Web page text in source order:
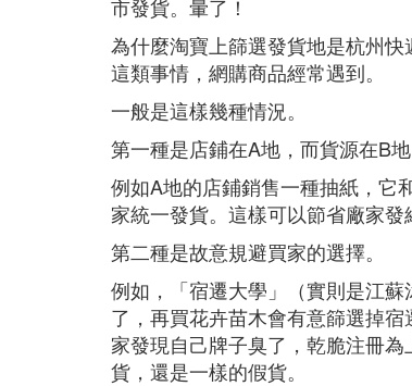
市發貨。暈了！
為什麼淘寶上篩選發貨地是杭州快
這類事情，網購商品經常遇到。
一般是這樣幾種情況。
第一種是店鋪在A地，而貨源在B
例如A地的店鋪銷售一種抽紙，它
家統一發貨。這樣可以節省廠家發
第二種是故意規避買家的選擇。
例如，「宿遷大學」（實則是江
了，再買花卉苗木會有意篩選掉
家發現自己牌子臭了，乾脆注冊
貨，還是一樣的假貨。